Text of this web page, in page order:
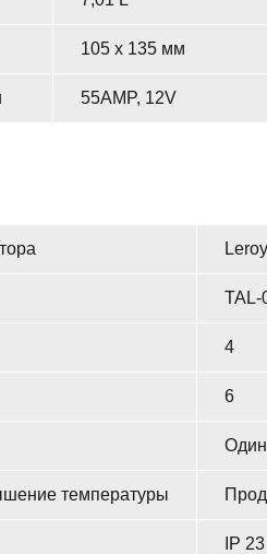
105 x 135 мм
55AMP, 12V
TAL-
4
6
температуры
IP 23